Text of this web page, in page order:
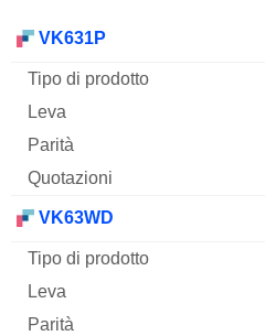
VK631P
VK63WD